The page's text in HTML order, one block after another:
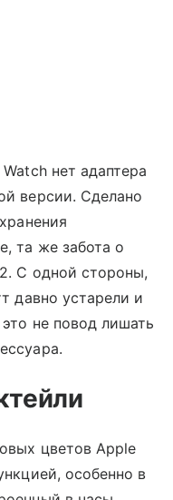
нет адаптера
версии. Сделано
та же забота о
С одной стороны,
давно устарели и
не повод лишать
цветов Apple
особенно в